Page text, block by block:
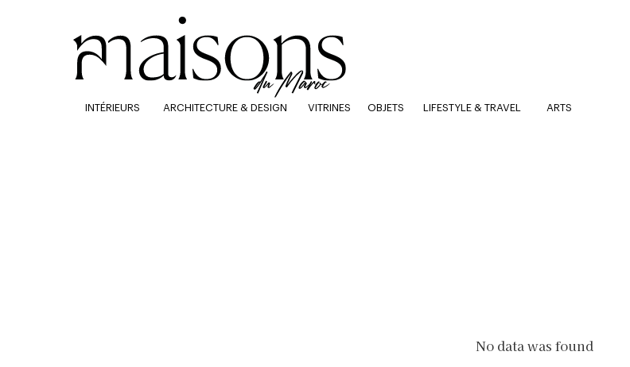
INTÉRIEURS ARCHITECTURE & DESIGN VITRINES OBJETS LIFESTYLE & TRAVEL ARTS
No data was found